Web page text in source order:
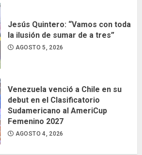
Jesús Quintero: “Vamos con toda
la ilusión de sumar de a tres”
AGOSTO 5, 2026
Venezuela venció a Chile en su
debut en el Clasificatorio
Sudamericano al AmeriCup
Femenino 2027
AGOSTO 4, 2026